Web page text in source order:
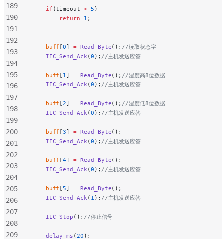
    if
(timeout > 5 )
        return
1 ;
    buff
[0] = Read_Byte (); //读取状态字
    IIC_Send_Ack
(0 ); //主机发送应答
    buff
[ 1] = Read_Byte (); //湿度高8位数据
    IIC_Send_Ack
(0 ); //主机发送应答
    buff
[2] = Read_Byte (); //湿度低8位数据
    IIC_Send_Ack
(0 ); //主机发送应答
    buff
[3] = Read_Byte ();
    IIC_Send_Ack
(0 ); //主机发送应答
    buff
[4] = Read_Byte ();
    IIC_Send_Ack
(0 ); //主机发送应答
    buff
[5] = Read_Byte ();
    IIC_Send_Ack
( 1 ); //主机发送应答
    IIC_Stop
(); //停止信号
    delay_ms
(20 );
189
190
191
192
193
194
195
196
197
198
199
200
201
202
203
204
205
206
207
208
209